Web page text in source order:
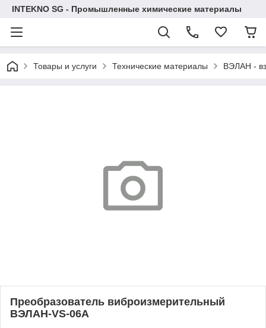
INTEKNO SG - Промышленные химические материалы
Товары и услуги Технические материалы ВЭЛАН -
Преобразователь виброизмерительный
ВЭЛАН-VS-06А